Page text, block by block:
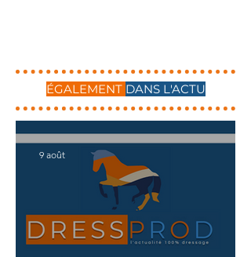
ÉGALEMENT DANS L'ACTU
9 août